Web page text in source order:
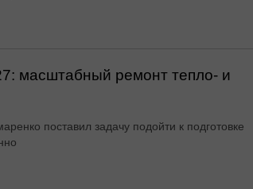
масштабный ремонт тепло- и
поставил задачу подойти к подготовке